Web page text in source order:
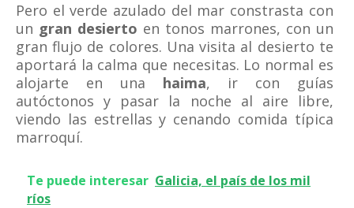
Pero el verde azulado del mar constrasta con
un gran desierto en tonos marrones, con un
gran flujo de colores. Una visita al desierto te
aportará la calma que necesitas. Lo normal es
alojarte en una haima, ir con guías
autóctonos y pasar la noche al aire libre,
viendo las estrellas y cenando comida típica
marroquí.
Te puede interesar Galicia, el país de los mil
ríos